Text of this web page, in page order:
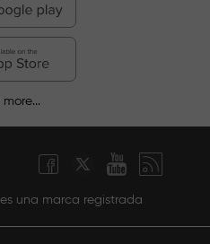
more...
es una marca registrada